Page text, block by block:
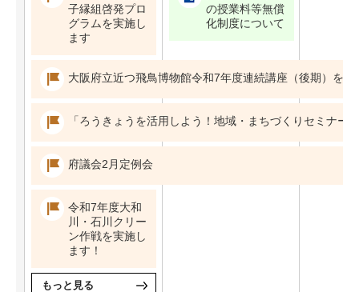
子縁組啓発プロ
グラムを実施し
ます
の授業料等無償
化制度について
大阪府立近つ飛鳥博物館令和7年度連続講座（後期）を開
「ろうきょうを活用しよう！地域・まちづくりセミナー
府議会2月定例会
令和7年度大和
川・石川クリー
ン作戦を実施し
ます！
もっと見る